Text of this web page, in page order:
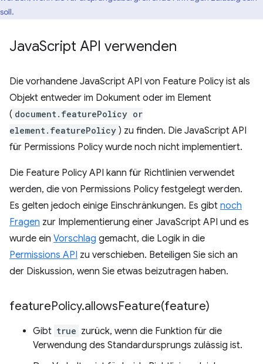
soll.
JavaScript API verwenden
Die vorhandene JavaScript API von Feature Policy ist als
Objekt entweder im Dokument oder im Element
( document.featurePolicy or
element.featurePolicy ) zu finden. Die JavaScript API
für Permissions Policy wurde noch nicht implementiert.
Die Feature Policy API kann für Richtlinien verwendet
werden, die von Permissions Policy festgelegt werden.
Es gelten jedoch einige Einschränkungen. Es gibt noch
Fragen zur Implementierung einer JavaScript API und es
wurde ein Vorschlag gemacht, die Logik in die
Permissions API zu verschieben. Beteiligen Sie sich an
der Diskussion, wenn Sie etwas beizutragen haben.
featurePolicy.allowsFeature(feature)
Gibt true zurück, wenn die Funktion für die
Verwendung des Standardursprungs zulässig ist.